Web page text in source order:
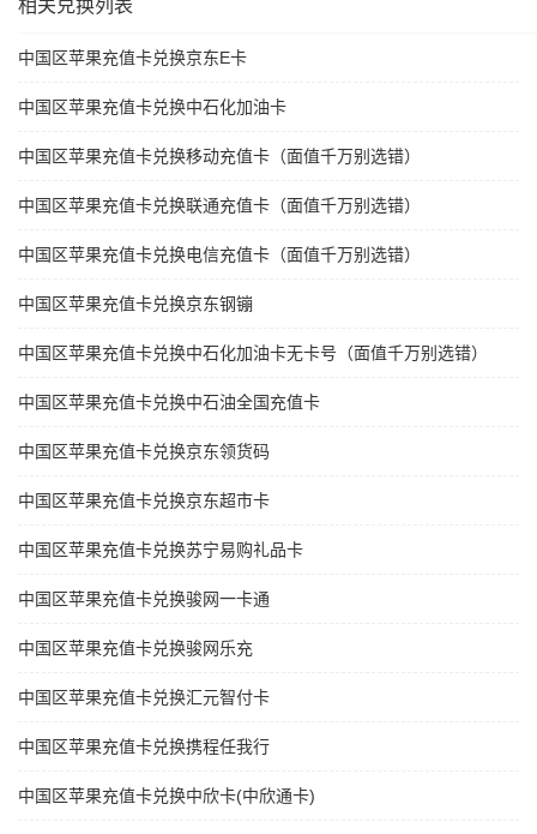
相关兑换列表
中国区苹果充值卡兑换京东E卡
中国区苹果充值卡兑换中石化加油卡
中国区苹果充值卡兑换移动充值卡（面值千万别选错）
中国区苹果充值卡兑换联通充值卡（面值千万别选错）
中国区苹果充值卡兑换电信充值卡（面值千万别选错）
中国区苹果充值卡兑换京东钢镚
中国区苹果充值卡兑换中石化加油卡无卡号（面值千万别选错）
中国区苹果充值卡兑换中石油全国充值卡
中国区苹果充值卡兑换京东领货码
中国区苹果充值卡兑换京东超市卡
中国区苹果充值卡兑换苏宁易购礼品卡
中国区苹果充值卡兑换骏网一卡通
中国区苹果充值卡兑换骏网乐充
中国区苹果充值卡兑换汇元智付卡
中国区苹果充值卡兑换携程任我行
中国区苹果充值卡兑换中欣卡(中欣通卡)